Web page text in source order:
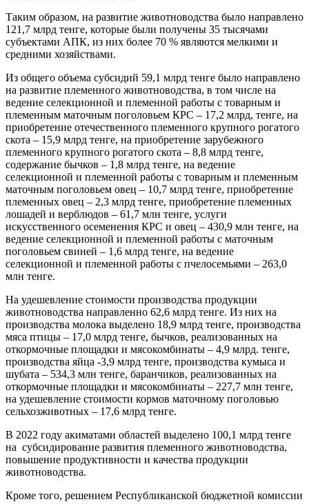
Таким образом, на развитие животноводства было направлено
121,7 млрд тенге, которые были получены 35 тысячами
субъектами АПК, из них более 70 % являются мелкими и
средними хозяйствами.
Из общего объема субсидий 59,1 млрд тенге было направлено
на развитие племенного животноводства, в том числе на
ведение селекционной и племенной работы с товарным и
племенным маточным поголовьем КРС – 17,2 млрд, тенге, на
приобретение отечественного племенного крупного рогатого
скота – 15,9 млрд тенге, на приобретение зарубежного
племенного крупного рогатого скота – 8,8 млрд тенге,
содержание бычков – 1,8 млрд тенге, на ведение
селекционной и племенной работы с товарным и племенным
маточным поголовьем овец – 10,7 млрд тенге, приобретение
племенных овец – 2,3 млрд тенге, приобретение племенных
лошадей и верблюдов – 61,7 млн тенге, услуги
искусственного осеменения КРС и овец – 430,9 млн тенге, на
ведение селекционной и племенной работы с маточным
поголовьем свиней – 1,6 млрд тенге, на ведение
селекционной и племенной работы с пчелосемьями – 263,0
млн тенге.
На удешевление стоимости производства продукции
животноводства направленно 62,6 млрд тенге. Из них на
производства молока выделено 18,9 млрд тенге, производства
мяса птицы – 17,0 млрд тенге, бычков, реализованных на
откормочные площадки и мясокомбинаты – 4,9 млрд. тенге,
производства яйца -3,9 млрд тенге, производства кумыса и
шубата – 534,3 млн тенге, баранчиков, реализованных на
откормочные площадки и мясокомбинаты – 227,7 млн тенге,
на удешевление стоимости кормов маточному поголовью
сельхозживотных – 17,6 млрд тенге.
В 2022 году акиматами областей выделено 100,1 млрд тенге
на субсидирование развития племенного животноводства,
повышение продуктивности и качества продукции
животноводства.
Кроме того, решением Республиканской бюджетной комиссии